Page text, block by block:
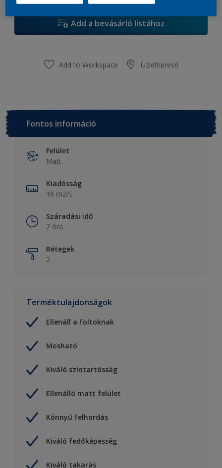
Add a bevásárló listához
Add to Workspace Üzletkereső
Fontos információ
Felület
Matt
Kiadósság
16 m2/L
Száradási idő
2 óra
Rétegek
2
Terméktulajdonságok
Ellenáll a foltoknak
Mosható
Kiváló színtartósság
Ellenálló matt felület
Könnyű felhordás
Kiváló fedőképesség
Kiváló takarás